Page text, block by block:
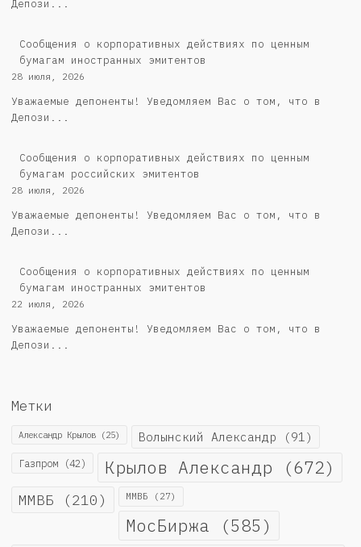
Депози...
Сообщения о корпоративных действиях по ценным
бумагам иностранных эмитентов
28 июля, 2026
Уважаемые депоненты! Уведомляем Вас о том, что в
Депози...
Cообщения о корпоративных действиях по ценным
бумагам российских эмитентов
28 июля, 2026
Уважаемые депоненты! Уведомляем Вас о том, что в
Депози...
Сообщения о корпоративных действиях по ценным
бумагам иностранных эмитентов
22 июля, 2026
Уважаемые депоненты! Уведомляем Вас о том, что в
Депози...
Метки
Александр Крылов (25) Волынский Александр (91)
Газпром (42) Крылов Александр (672)
ММВБ (210) ММВБ (27)
МосБиржа (585)